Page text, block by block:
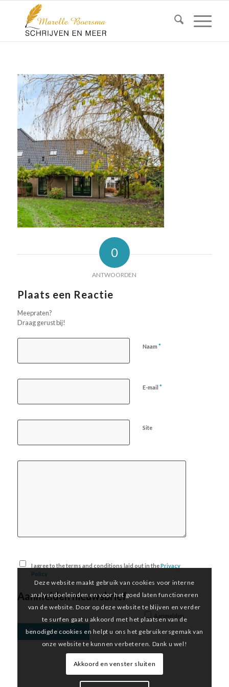
0
ANTWOORDEN
Plaats een Reactie
Meepraten?
Draag gerust bij!
Naam *
E-mail *
Site
I agree to the terms and conditions laid out in thePrivacy
Policy
Aanmelden nieuwsbrief
Deze website maakt gebruik van cookies voor interne
analysedoeleinden en voor het goed laten functioneren
van de website. Door op deze website te blijven en verder
te surfen gaat u akkoord met het plaatsen van de
benodigde cookies en helpt u ons het gebruikersgemak van
onze website te kunnen verbeteren. Dank u wel!
Akkoord en venster sluiten